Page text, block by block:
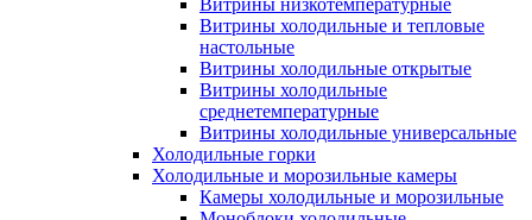
Витрины низкотемпературные
Витрины холодильные и тепловые
настольные
Витрины холодильные открытые
Витрины холодильные
среднетемпературные
Витрины холодильные универсальные
Холодильные горки
Холодильные и морозильные камеры
Камеры холодильные и морозильные